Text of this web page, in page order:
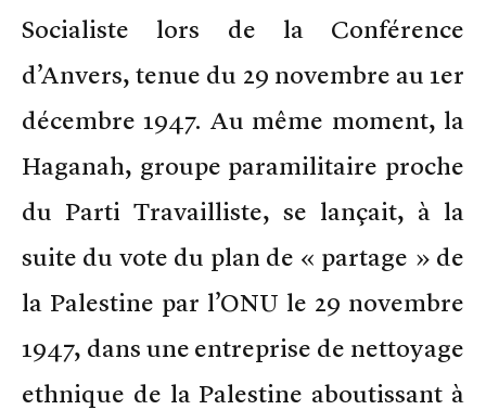
Socialiste lors de la Conférence
d’Anvers, tenue du 29 novembre au 1er
décembre 1947. Au même moment, la
Haganah, groupe paramilitaire proche
du Parti Travailliste, se lançait, à la
suite du vote du plan de « partage » de
la Palestine par l’ONU le 29 novembre
1947, dans une entreprise de nettoyage
ethnique de la Palestine aboutissant à